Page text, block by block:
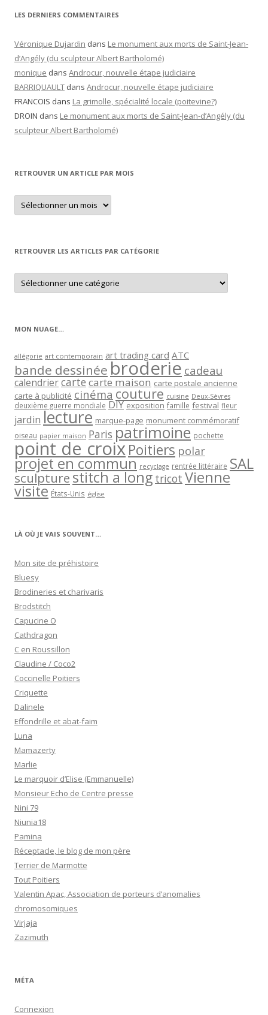
LES DERNIERS COMMENTAIRES
Véronique Dujardin dans Le monument aux morts de Saint-Jean-
d’Angély (du sculpteur Albert Bartholomé)
monique dans Androcur, nouvelle étape judiciaire
BARRIQUAULT dans Androcur, nouvelle étape judiciaire
FRANCOIS dans La grimolle, spécialité locale (poitevine?)
DROIN dans Le monument aux morts de Saint-Jean-d’Angély (du
sculpteur Albert Bartholomé)
RETROUVER UN ARTICLE PAR MOIS
Retrouver
un
article
RETROUVER LES ARTICLES PAR CATÉGORIE
Retrouver
les
articles
MON NUAGE…
allégorie art contemporain art trading card ATC
bande dessinée broderie cadeau
calendriercartecarte maison carte postale ancienne
carte à publicité cinéma couture cuisine Deux-Sèvres
deuxième guerre mondiale DIY exposition famille festival fleur
jardin lecture marque-page monument commémoratif
oiseau papier maison Paris patrimoine pochette
point de croixPoitiers polar
projet en commun recyclage rentrée littéraire SAL
sculpturestitch a long tricot Vienne
visite États-Unis église
LÀ OÙ JE VAIS SOUVENT…
Mon site de préhistoire
Bluesy
Brodineries et charivaris
Brodstitch
Capucine O
Cathdragon
C en Roussillon
Claudine / Coco2
Coccinelle Poitiers
Criquette
Dalinele
Effondrille et abat-faim
Luna
Mamazerty
Marlie
Le marquoir d’Elise (Emmanuelle)
Monsieur Echo de Centre presse
Nini 79
Niunia18
Pamina
Réceptacle, le blog de mon père
Terrier de Marmotte
Tout Poitiers
Valentin Apac, Association de porteurs d’anomalies
chromosomiques
Virjaja
Zazimuth
MÉTA
Connexion